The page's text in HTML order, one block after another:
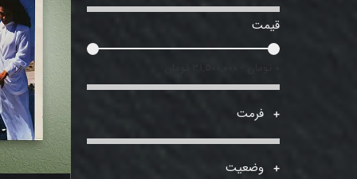
قیمت
فرمت
وضعیت